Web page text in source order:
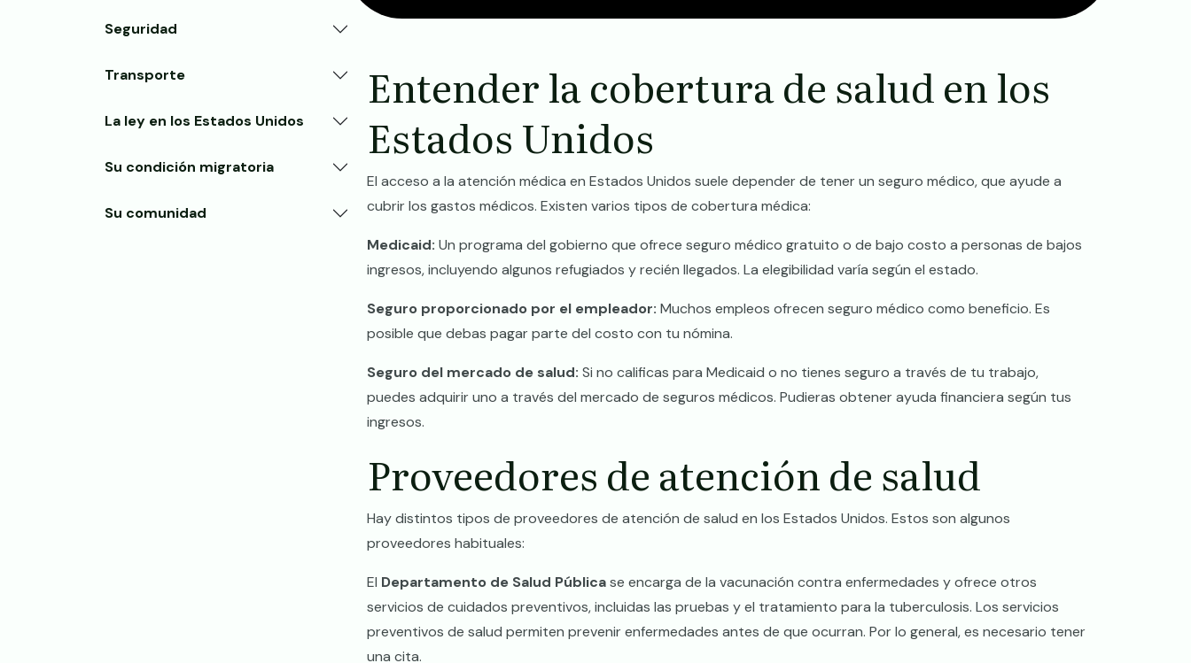
Seguridad
Transporte
La ley en los Estados Unidos
Su condición migratoria
Su comunidad
Entender la cobertura de salud en los
Estados Unidos
El acceso a la atención médica en Estados Unidos suele depender de tener un seguro médico, que ayude a
cubrir los gastos médicos. Existen varios tipos de cobertura médica:
Medicaid: Un programa del gobierno que ofrece seguro médico gratuito o de bajo costo a personas de bajos
ingresos, incluyendo algunos refugiados y recién llegados. La elegibilidad varía según el estado.
Seguro proporcionado por el empleador: Muchos empleos ofrecen seguro médico como beneficio. Es
posible que debas pagar parte del costo con tu nómina.
Seguro del mercado de salud: Si no calificas para Medicaid o no tienes seguro a través de tu trabajo,
puedes adquirir uno a través del mercado de seguros médicos. Pudieras obtener ayuda financiera según tus
ingresos.
Proveedores de atención de salud
Hay distintos tipos de proveedores de atención de salud en los Estados Unidos. Estos son algunos
proveedores habituales:
El Departamento de Salud Públicase encarga de la vacunación contra enfermedades y ofrece otros
servicios de cuidados preventivos, incluidas las pruebas y el tratamiento para la tuberculosis. Los servicios
preventivos de salud permiten prevenir enfermedades antes de que ocurran. Por lo general, es necesario tener
una cita.